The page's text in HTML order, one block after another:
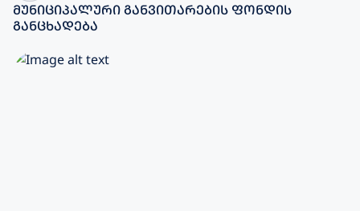
ᲛᲣᲜᲘᲪᲘᲞᲐᲚᲣᲠᲘ ᲒᲐᲜᲕᲘᲗᲐᲠᲔᲑᲘᲡ ᲤᲝᲜᲓᲘᲡ
ᲒᲐᲜᲪᲮᲐᲓᲔᲑᲐ